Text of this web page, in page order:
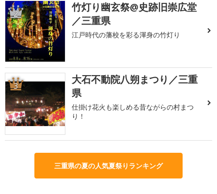
2
竹灯り幽玄祭@史跡旧崇広堂
／三重県
江戸時代の藩校を彩る渾身の竹灯り
3
大石不動院八朔まつり／三重
県
仕掛け花火も楽しめる昔ながらの村まつ
り！
三重県の夏の人気夏祭りランキング